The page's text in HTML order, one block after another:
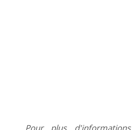
Pour plus d'informations